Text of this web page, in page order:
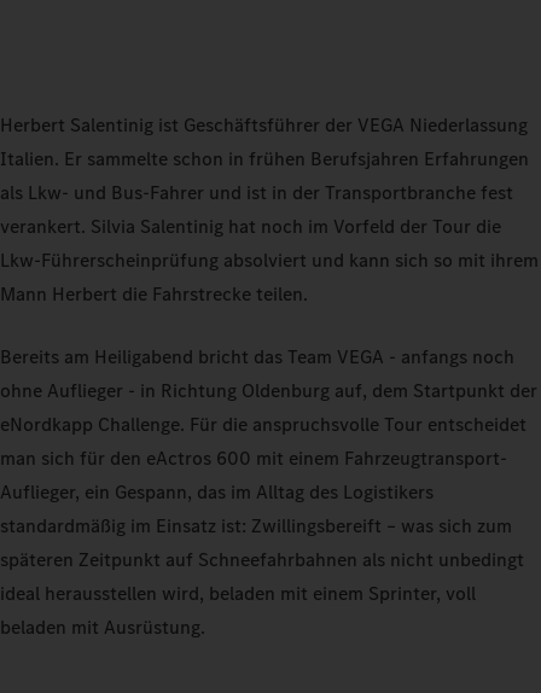
Herbert Salentinig ist Geschäftsführer der VEGA Niederlassung
Italien. Er sammelte schon in frühen Berufsjahren Erfahrungen
als Lkw- und Bus-Fahrer und ist in der Transportbranche fest
verankert. Silvia Salentinig hat noch im Vorfeld der Tour die
Lkw-Führerscheinprüfung absolviert und kann sich so mit ihrem
Mann Herbert die Fahrstrecke teilen.
Bereits am Heiligabend bricht das Team VEGA - anfangs noch
ohne Auflieger - in Richtung Oldenburg auf, dem Startpunkt der
eNordkapp Challenge. Für die anspruchsvolle Tour entscheidet
man sich für den eActros 600 mit einem Fahrzeugtransport-
Auflieger, ein Gespann, das im Alltag des Logistikers
standardmäßig im Einsatz ist: Zwillingsbereift – was sich zum
späteren Zeitpunkt auf Schneefahrbahnen als nicht unbedingt
ideal herausstellen wird, beladen mit einem Sprinter, voll
beladen mit Ausrüstung.